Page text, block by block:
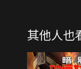
其他人也